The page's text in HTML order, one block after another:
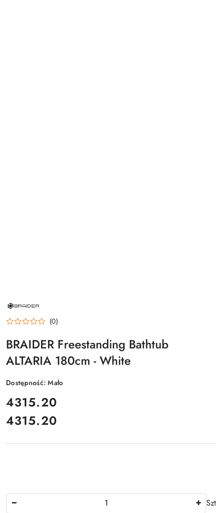
NAZWA
PRODUCENTA:
BRAIDER (0)
BRAIDER Freestanding Bathtub
ALTARIA 180cm - White
Dostępność:Mało
cena:
4315.20
Cena:
4315.20
Szt